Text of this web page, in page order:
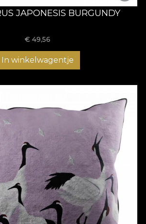
JAPONESIS BURGUNDY
€ 49,56
In winkelwagentje